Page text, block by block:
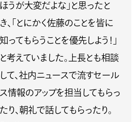
ほうが大変だよな」と思ったと
き、「とにかく佐藤のことを皆に
知ってもらうことを優先しよう！」
と考えていました。上長とも相談
して、社内ニュースで流すセール
ス情報のアップを担当してもらっ
たり、朝礼で話してもらったり。